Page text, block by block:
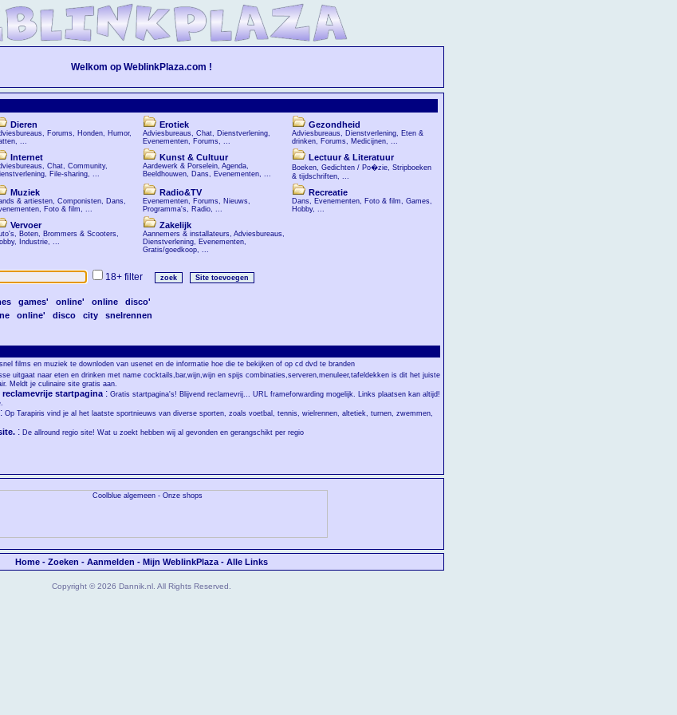
Welkom op WeblinkPlaza.com !
Dieren
, Forums, Honden, Humor,
, ...
Erotiek
Adviesbureaus, Chat, Dienstverlening,
Evenementen, Forums, ...
Gezondheid
Adviesbureaus, Dienstverlening, Eten &
drinken, Forums, Medicijnen, ...
Internet
, Chat, Community,
, File-sharing, ...
Kunst & Cultuur
Aardewerk & Porselein, Agenda,
Beeldhouwen, Dans, Evenementen, ...
Lectuur & Literatuur
Boeken, Gedichten / Po�zie, Stripboeken
& tijdschriften, ...
Muziek
& artiesten, Componisten, Dans,
, Foto & film, ...
Radio&TV
Evenementen, Forums, Nieuws,
Programma's, Radio, ...
Recreatie
Dans, Evenementen, Foto & film, Games,
Hobby, ...
Vervoer
, Boten, Brommers & Scooters,
, Industrie, ...
Zakelijk
Aannemers & installateurs, Adviesbureaus,
Dienstverlening, Evenementen,
Gratis/goedkoop, ...
18+ filter
games' online' online disco'
online' disco city snelrennen
films en muziek te downloden van usenet en de informatie hoe die te bekijken of op cd dvd te branden
uitgaat naar eten en drinken met name cocktails,bar,wijn,wijn en spijs combinaties,serveren,menuleer,tafeldekken is dit het juiste
Meldt je culinaire site gratis aan.
startpagina: Gratis startpagina's! Blijvend reclamevrij... URL frameforwarding mogelijk. Links plaatsen kan altijd!
: Op Tarapiris vind je al het laatste sportnieuws van diverse sporten, zoals voetbal, tennis, wielrennen, altetiek, turnen, zwemmen,
: De allround regio site! Wat u zoekt hebben wij al gevonden en gerangschikt per regio
Home- Zoeken - Aanmelden - Mijn WeblinkPlaza- Alle Links
Copyright © 2026 Dannik.nl. All Rights Reserved.